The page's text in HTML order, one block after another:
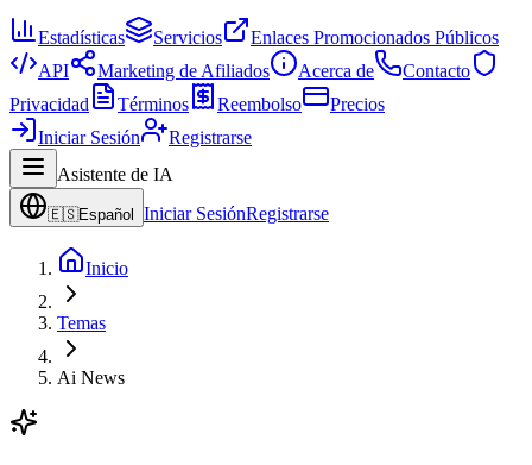
Estadísticas Servicios
Enlaces Promocionados Públicos
API
Marketing de Afiliados Acerca de
Contacto
Privacidad
Términos Reembolso
Precios
Iniciar Sesión
Registrarse
Asistente de IA
🇪🇸Español Iniciar SesiónRegistrarse
Inicio
Temas
Ai News